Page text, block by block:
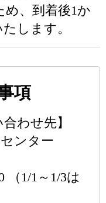
、到着後1か
します。
項
わせ先】
ンター
（1/1～1/3は